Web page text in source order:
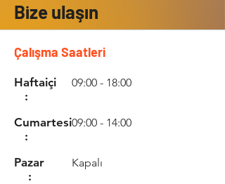
Bize ulaşın
Çalışma Saatleri
Haftaiçi
:
09:00 - 18:00
Cumartesi
:
09:00 - 14:00
Pazar
:
Kapalı